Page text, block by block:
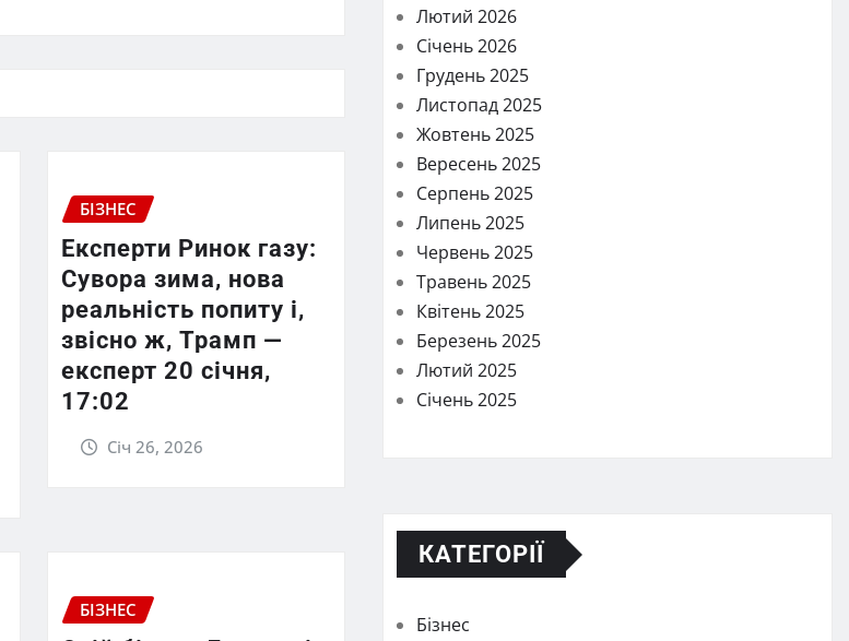
БІЗНЕС
Експерти Ринок газу:
Сувора зима, нова
реальність попиту і,
звісно ж, Трамп —
експерт 20 січня,
17:02
Січ 26, 2026
БІЗНЕС
Лютий 2026
Січень 2026
Грудень 2025
Листопад 2025
Жовтень 2025
Вересень 2025
Серпень 2025
Липень 2025
Червень 2025
Травень 2025
Квітень 2025
Березень 2025
Лютий 2025
Січень 2025
КАТЕГОРІЇ
Бізнес